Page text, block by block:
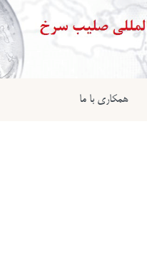
همکاری با ما